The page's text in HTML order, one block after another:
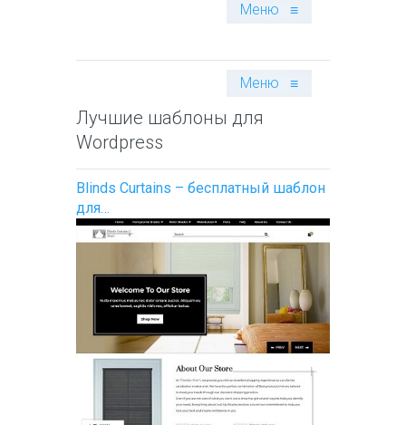
Меню ≡
Меню ≡
Лучшие шаблоны для
Wordpress
Blinds Curtains – бесплатный шаблон
для…